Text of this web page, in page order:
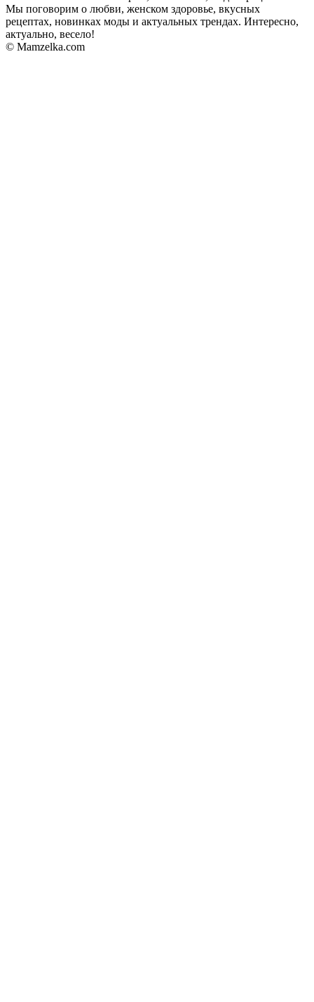
Мы поговорим о любви, женском здоровье, вкусных
рецептах, новинках моды и актуальных трендах. Интересно,
актуально, весело!
© Mamzelka.com